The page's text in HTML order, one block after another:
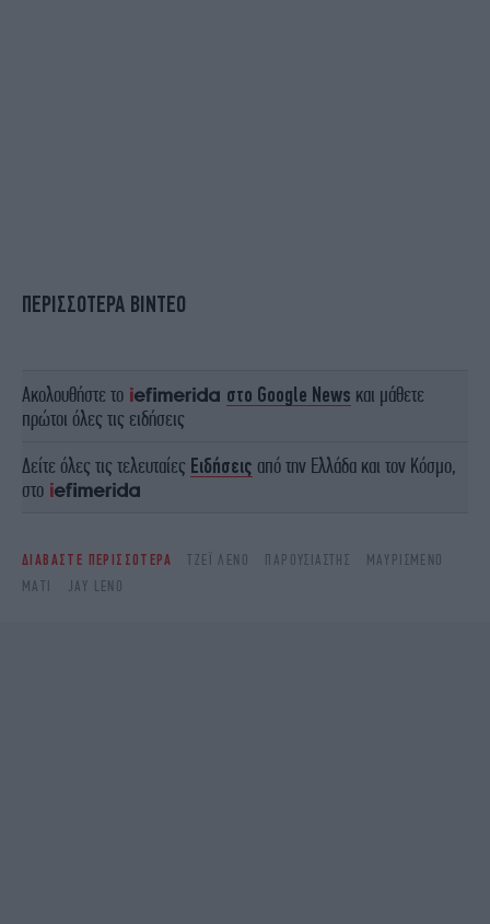
ΠΕΡΙΣΣΟΤΕΡΑ ΒΙΝΤΕΟ
Ακολουθήστε το στο Google News και μάθετε
πρώτοι όλες τις ειδήσεις
Δείτε όλες τις τελευταίες Ειδήσεις από την Ελλάδα και τον Κόσμο,
στο
ΔΙΑΒΑΣΤΕ ΠΕΡΙΣΣΟΤΕΡΑ ΤΖΈΙ ΛΈΝΟ ΠΑΡΟΥΣΙΑΣΤΉΣ
ΜΑΥΡΙΣΜΕΝΟ
ΜΆΤΙ
JAY LENO